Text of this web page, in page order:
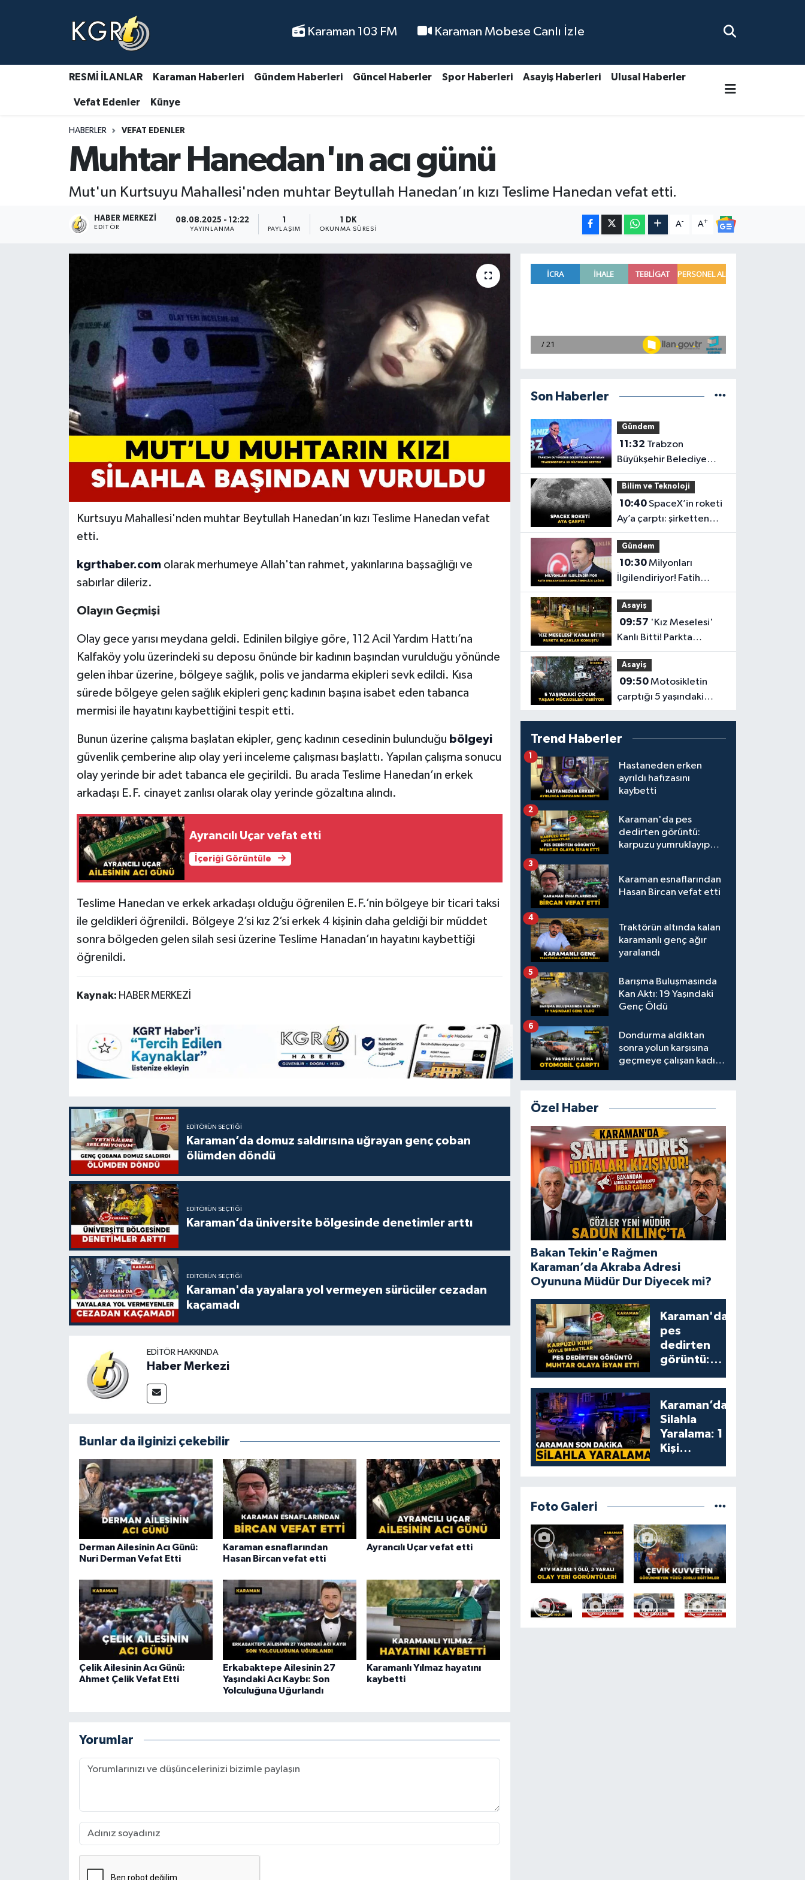
Karaman 103 FM Karaman Mobese Canlı İzle
RESMİ İLANLAR Karaman Haberleri Gündem Haberleri Güncel Haberler Spor Haberleri Asayiş Haberleri Ulusal Haberler
Vefat Edenler Künye
HABERLER VEFAT EDENLER
Muhtar Hanedan'ın acı günü
Mut'un Kurtsuyu Mahallesi'nden muhtar Beytullah Hanedan’ın kızı Teslime Hanedan vefat etti.
HABER MERKEZI
EDITÖR
08.08.2025 - 12:22
YAYINLANMA
1
PAYLAŞIM
1 DK
OKUNMA SÜRESI
A- A+
Kurtsuyu Mahallesi'nden muhtar Beytullah Hanedan’ın kızı Teslime Hanedan vefat
etti.
kgrthaber.comolarak merhumeye Allah'tan rahmet, yakınlarına başsağlığı ve
sabırlar dileriz.
Olayın Geçmişi
Olay gece yarısı meydana geldi. Edinilen bilgiye göre, 112 Acil Yardım Hattı’na
Kalfaköy yolu üzerindeki su deposu önünde bir kadının başından vurulduğu yönünde
gelen ihbar üzerine, bölgeye sağlık, polis ve jandarma ekipleri sevk edildi. Kısa
sürede bölgeye gelen sağlık ekipleri genç kadının başına isabet eden tabanca
mermisi ile hayatını kaybettiğini tespit etti.
Bunun üzerine çalışma başlatan ekipler, genç kadının cesedinin bulunduğu bölgeyi
güvenlik çemberine alıp olay yeri inceleme çalışması başlattı. Yapılan çalışma sonucu
olay yerinde bir adet tabanca ele geçirildi. Bu arada Teslime Hanedan’ın erkek
arkadaşı E.F. cinayet zanlısı olarak olay yerinde gözaltına alındı.
Ayrancılı Uçar vefat etti
İçeriği Görüntüle
Teslime Hanedan ve erkek arkadaşı olduğu öğrenilen E.F.’nin bölgeye bir ticari taksi
ile geldikleri öğrenildi. Bölgeye 2’si kız 2’si erkek 4 kişinin daha geldiği bir müddet
sonra bölgeden gelen silah sesi üzerine Teslime Hanadan’ın hayatını kaybettiği
öğrenildi.
Kaynak: HABER MERKEZİ
EDITÖRÜN SEÇTIĞI
Karaman’da domuz saldırısına uğrayan genç çoban
ölümden döndü
EDITÖRÜN SEÇTIĞI
Karaman’da üniversite bölgesinde denetimler arttı
EDITÖRÜN SEÇTIĞI
Karaman'da yayalara yol vermeyen sürücüler cezadan
kaçamadı
EDITÖR HAKKINDA
Haber Merkezi
Bunlar da ilginizi çekebilir
Derman Ailesinin Acı Günü:
Nuri Derman Vefat Etti
Karaman esnaflarından
Hasan Bircan vefat etti
Ayrancılı Uçar vefat etti
Çelik Ailesinin Acı Günü:
Ahmet Çelik Vefat Etti
Erkabaktepe Ailesinin 27
Yaşındaki Acı Kaybı: Son
Yolculuğuna Uğurlandı
Karamanlı Yılmaz hayatını
kaybetti
Yorumlar
Son Haberler
Gündem
11:32
Büyükşehir Belediye
Başkanı'ndan
Trabzonspor'a 30
Milyonluk Destek!
Bilim ve Teknoloji
10:40SpaceX’in roketi
Ay’a çarptı: şirketten
açıklama geldi
Gündem
10:30Milyonları
İlgilendiriyor! Fatih
Erbakan’dan Kademeli
Emeklilik Çağrısı
Asayiş
09:57
Kanlı Bitti! Parkta
Bıçaklar Konuştu
Asayiş
09:50Motosikletin
çarptığı 5 yaşındaki
çocuk yaşam
Trend Haberler
Hastaneden erken
ayrıldı hafızasını
kaybetti
1
Karaman'da pes
dedirten görüntü:
karpuzu yumruklayıp
2
Karaman esnaflarından
Hasan Bircan vefat etti
3
Traktörün altında kalan
karamanlı genç ağır
yaralandı
4
Barışma Buluşmasında
Kan Aktı: 19 Yaşındaki
Genç Öldü
5
Dondurma aldıktan
sonra yolun karşısına
geçmeye çalışan kadına
6
Özel Haber
Bakan Tekin'e Rağmen
Karaman’da Akraba Adresi
Oyununa Müdür Dur Diyecek mi?
Karaman'da
pes
dedirten
görüntü:
yumruklayıp
yediler,
artıklarını
kamelyada
bıraktılar
Karaman’da
Silahla
Yaralama: 1
Kişi
Foto Galeri
Karaman Haberleri
Gündem Haberleri
Güncel Haberler
Asayiş Haberleri
Ulusal Haberler
Vefat Edenler